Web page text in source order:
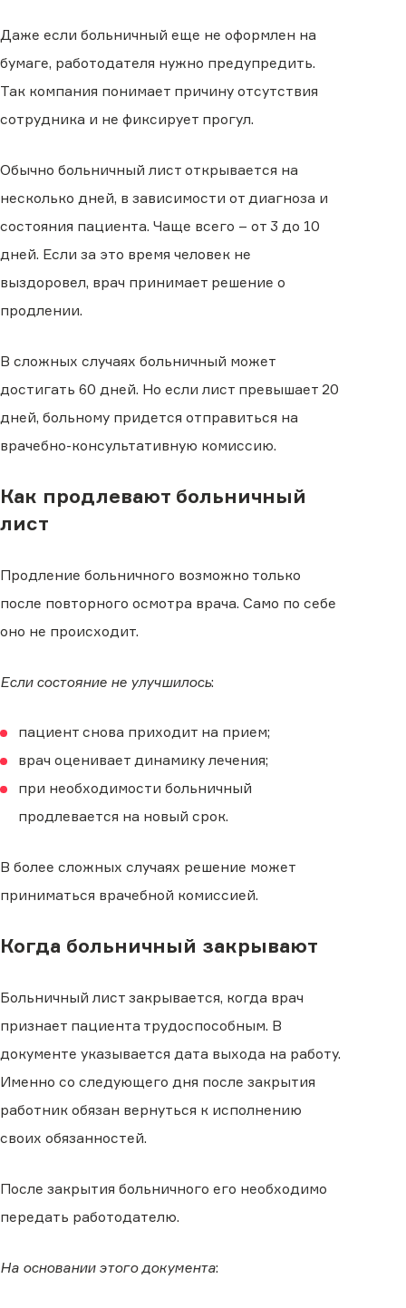
Даже если больничный еще не оформлен на
бумаге, работодателя нужно предупредить.
Так компания понимает причину отсутствия
сотрудника и не фиксирует прогул.
Обычно больничный лист открывается на
несколько дней, в зависимости от диагноза и
состояния пациента. Чаще всего – от 3 до 10
дней. Если за это время человек не
выздоровел, врач принимает решение о
продлении.
В сложных случаях больничный может
достигать 60 дней. Но если лист превышает 20
дней, больному придется отправиться на
врачебно-консультативную комиссию.
Как продлевают больничный
лист
Продление больничного возможно только
после повторного осмотра врача. Само по себе
оно не происходит.
Если состояние не улучшилось:
пациент снова приходит на прием;
врач оценивает динамику лечения;
при необходимости больничный
продлевается на новый срок.
В более сложных случаях решение может
приниматься врачебной комиссией.
Когда больничный закрывают
Больничный лист закрывается, когда врач
признает пациента трудоспособным. В
документе указывается дата выхода на работу.
Именно со следующего дня после закрытия
работник обязан вернуться к исполнению
своих обязанностей.
После закрытия больничного его необходимо
передать работодателю.
На основании этого документа: